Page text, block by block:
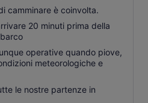
camminare è coinvolta.
20 minuti prima della
operative quando piove,
meteorologiche e
le nostre partenze in